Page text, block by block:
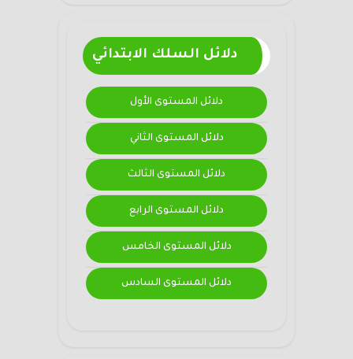
دلائل السلك الابتدائي
دلائل المستوى الأول
دلائل المستوى الثاني
دلائل المستوى الثالث
دلائل المستوى الرابع
دلائل المستوى الخامس
دلائل المستوى السادس